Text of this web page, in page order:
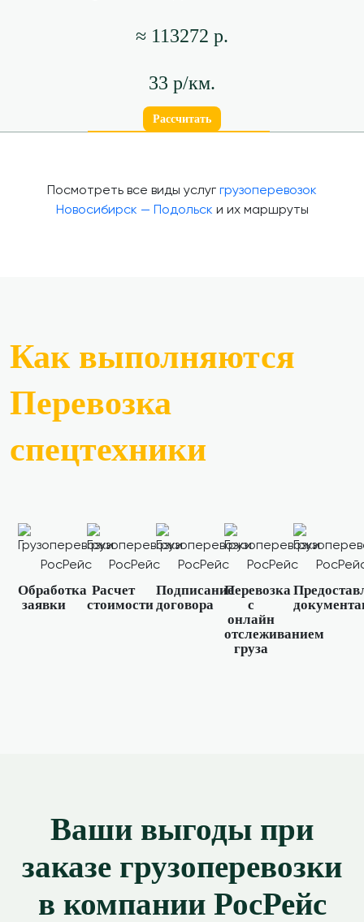
≈ 113272 р.
33 р/км.
Рассчитать
Посмотреть все виды услуг грузоперевозок
Новосибирск — Подольск и их маршруты
Как выполняются
Перевозка
спецтехники
Обработка
заявки
Расчет
стоимости
Подписание
договора
Перевозка
с
онлайн
отслеживанием
груза
Ваши выгоды при
заказе грузоперевозки
в компании РосРейс